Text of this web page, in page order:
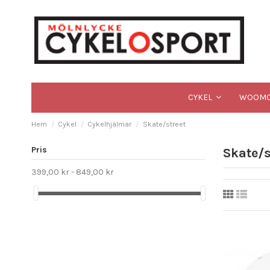
CYKEL
Hem Cykel Cykelhjälmar Skate/street
Skate/
Pris
399,00 kr - 849,00 kr